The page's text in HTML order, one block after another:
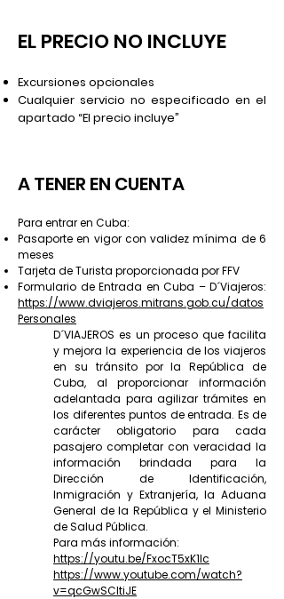
EL PRECIO NO INCLUYE
Excursiones opcionales
Cualquier servicio no especificado en el
apartado “El precio incluye”
A TENER EN CUENTA
Para entrar en Cuba:
Pasaporte en vigor con validez mínima de 6
meses
Tarjeta de Turista proporcionada por FFV
Formulario de Entrada en Cuba – D´Viajeros:
https://www.dviajeros.mitrans.gob.cu/datos
Personales
D´VIAJEROS es un proceso que facilita
y mejora la experiencia de los viajeros
en su tránsito por la República de
Cuba, al proporcionar información
adelantada para agilizar trámites en
los diferentes puntos de entrada. Es de
carácter obligatorio para cada
pasajero completar con veracidad la
información brindada para la
Dirección de Identificación,
Inmigración y Extranjería, la Aduana
General de la República y el Ministerio
de Salud Pública.
Para más información:
https://youtu.be/FxocT5xK1Ic
https://www.youtube.com/watch?
v=qcGwSCltiJE